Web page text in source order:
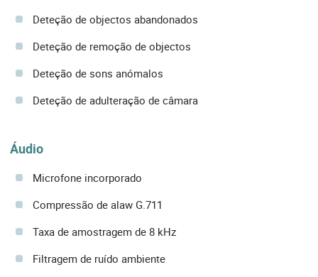
Deteção de objectos abandonados
Deteção de remoção de objectos
Deteção de sons anómalos
Deteção de adulteração de câmara
Áudio
Microfone incorporado
Compressão de alaw G.711
Taxa de amostragem de 8 kHz
Filtragem de ruído ambiente